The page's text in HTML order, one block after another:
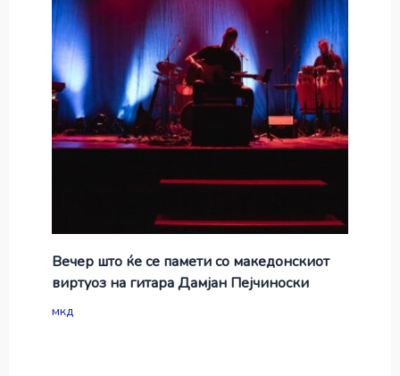
Вечер што ќе се памети со македонскиот
виртуоз на гитара Дамјан Пејчиноски
мкд